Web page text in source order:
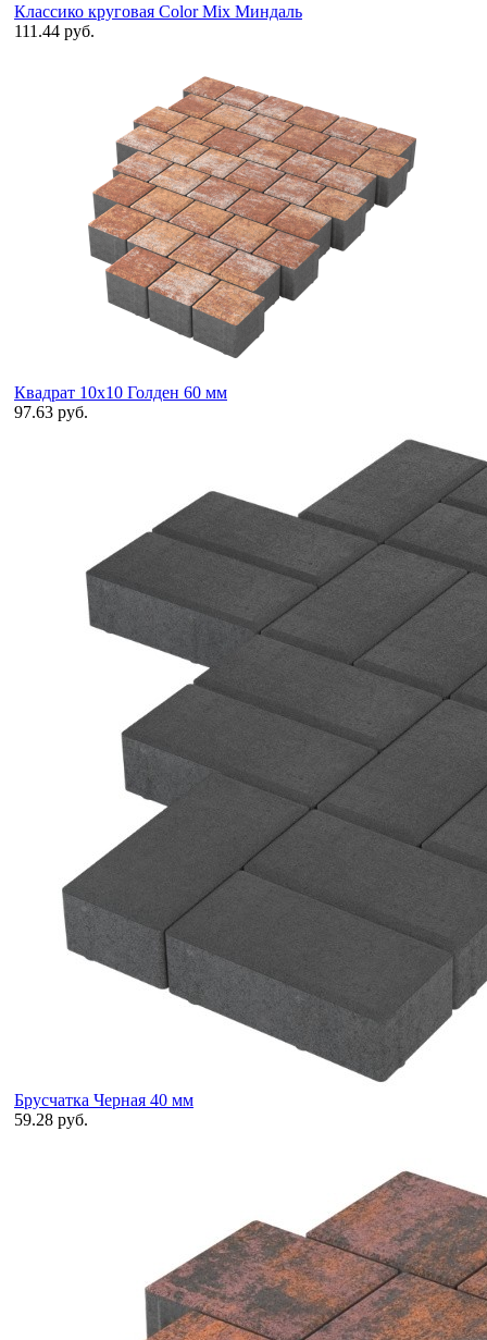
Классико круговая Color Mix Миндаль
111.44 руб.
Квадрат 10х10 Голден 60 мм
97.63 руб.
Брусчатка Черная 40 мм
59.28 руб.